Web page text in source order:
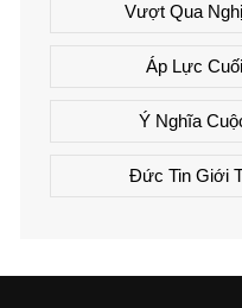
Vượt Qua
Áp Lực
Ý Nghĩa
Đức Tin Giới